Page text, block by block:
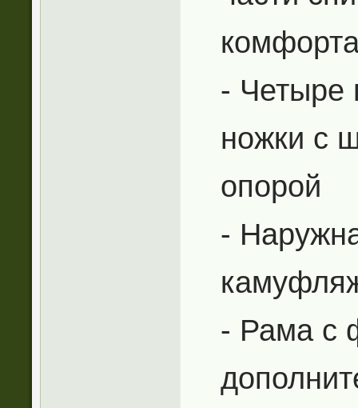
- Четыре
ножки с
опорой
-
- Рама с